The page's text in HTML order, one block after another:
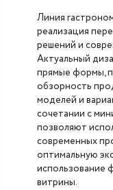
Линия
реализация
решений и
Актуальный
прямые формы,
обзорность
моделей и
сочетании с
позволяют
современных
оптимальную
использование
витрины.